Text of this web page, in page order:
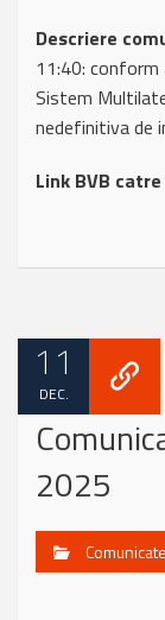
Descriere
11:40: conform
Sistem
nedefinitiva de
Link BVB
11
DEC.
2025
Comunicate